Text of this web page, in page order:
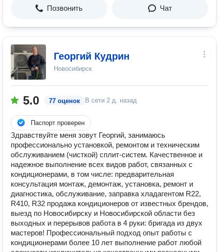
Позвонить Чат
Георгий Кудрин
Новосибирск
5.0 77 оценок В сети 2 д. назад
Паспорт проверен
Здравствуйте меня зовут Георгий, занимаюсь
профессионально установкой, ремонтом и техническим
обслуживанием (чисткой) сплит-систем. Качественное и
надежное выполнение всех видов работ, связанных с
кондиционерами, в том числе: предварительная
консультация монтаж, демонтаж, установка, ремонт и
диагностика, обслуживание, заправка хладагентом R22,
R410, R32 продажа кондиционеров от известных брендов,
выезд по Новосибирску и Новосибирской области без
выходных и перерывов работа в 4 руки: бригада из двух
мастеров! Профессиональный подход опыт работы с
кондиционерами более 10 лет выполнение работ любой